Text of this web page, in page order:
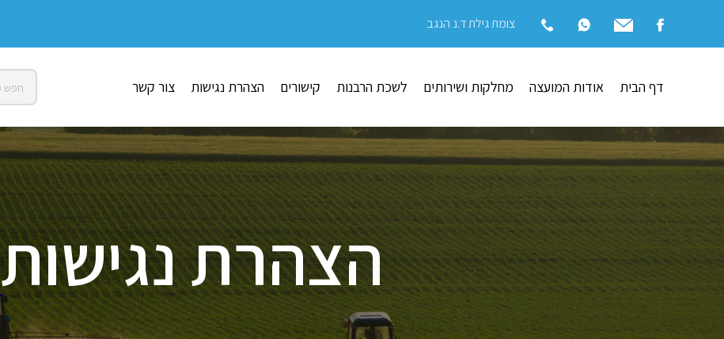
צומת גילת ד.נ הנגב
דף הבית אודות המועצה מחלקות ושירותים לשכת הרבנות קישורים הצהרת נגישות צור קשר
הצהרת נגישות